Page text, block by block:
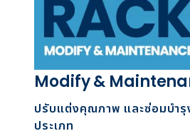
Modify &
ปรับแต่งคุณภาพ และซ่อมบำรุ
ประเภท